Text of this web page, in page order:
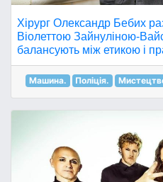
Хірург Олександр Бебих
Віолеттою Зайнуліною-
балансують між етикою і
Машина. Поліція.